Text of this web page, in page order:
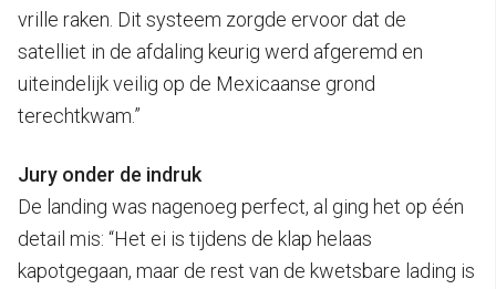
vrille raken. Dit systeem zorgde ervoor dat de
satelliet in de afdaling keurig werd afgeremd en
uiteindelijk veilig op de Mexicaanse grond
terechtkwam.”
Jury onder de indruk
De landing was nagenoeg perfect, al ging het op één
detail mis: “Het ei is tijdens de klap helaas
kapotgegaan, maar de rest van de kwetsbare lading is